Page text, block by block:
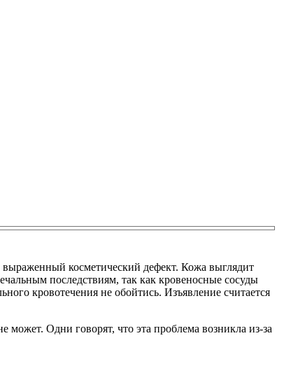
выраженный косметический дефект. Кожа выглядит
последствиям, так как кровеносные сосуды
кровотечения не обойтись. Изъявление считается
может. Одни говорят, что эта проблема возникла из-за